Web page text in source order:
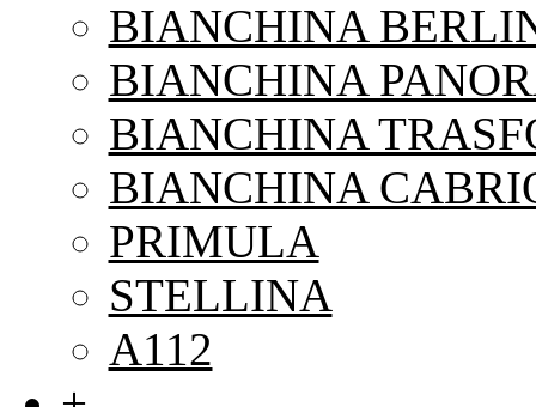
BIANCHINA
BIANCHINA
BIANCHINA
BIANCHINA
PRIMULA
STELLINA
A112